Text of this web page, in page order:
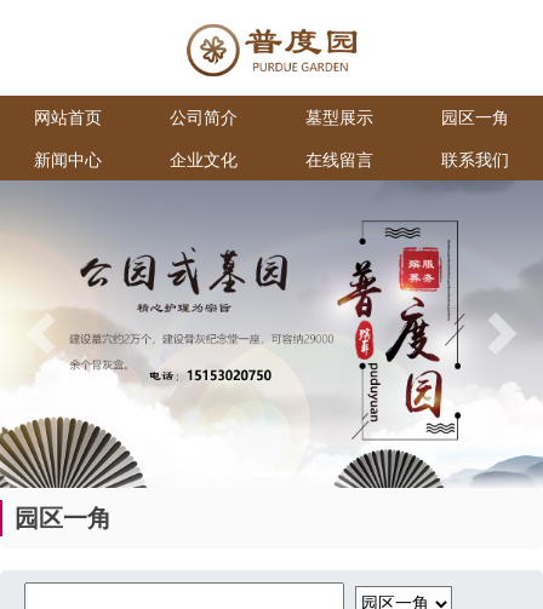
网站首页 公司简介 墓型展示 园区一角
新闻中心 企业文化 在线留言 联系我们
Previous Next
园区一角